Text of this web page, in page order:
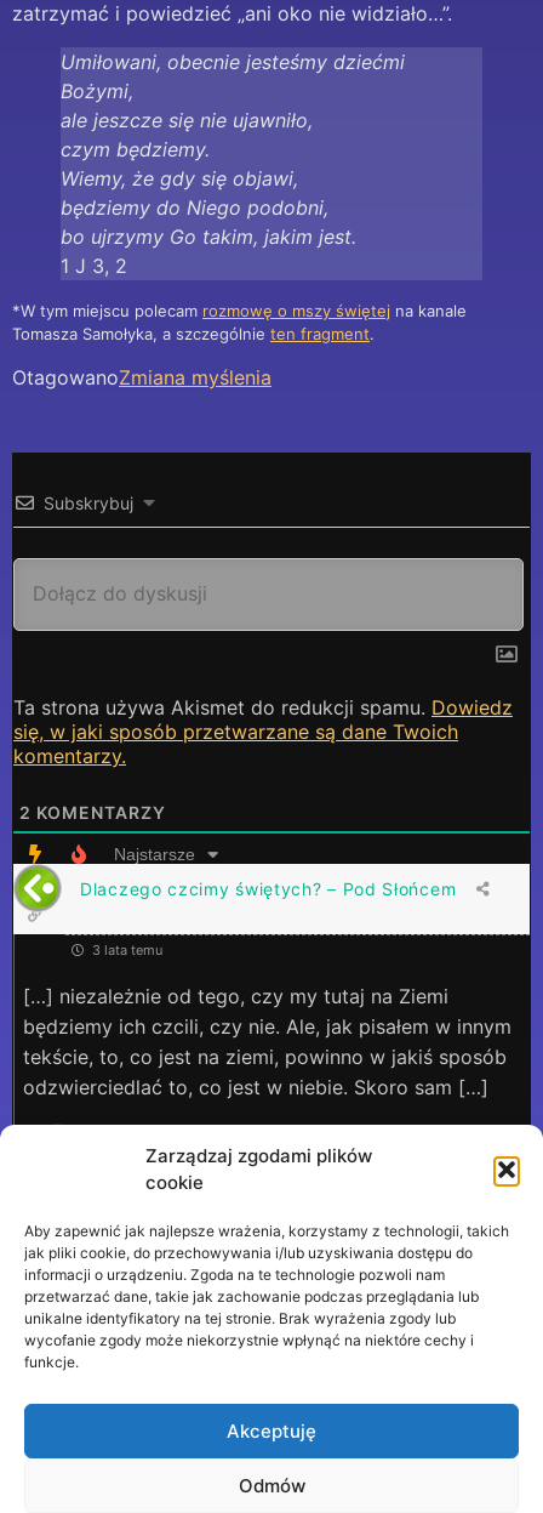
Zarządzaj zgodami plików
cookie
Aby zapewnić jak najlepsze wrażenia, korzystamy z technologii, takich
jak pliki cookie, do przechowywania i/lub uzyskiwania dostępu do
informacji o urządzeniu. Zgoda na te technologie pozwoli nam
przetwarzać dane, takie jak zachowanie podczas przeglądania lub
unikalne identyfikatory na tej stronie. Brak wyrażenia zgody lub
wycofanie zgody może niekorzystnie wpłynąć na niektóre cechy i
funkcje.
Akceptuję
Odmów
zatrzymać i powiedzieć „ani oko nie widziało…”.
Umiłowani, obecnie jesteśmy dziećmi
Bożymi,
ale jeszcze się nie ujawniło,
czym będziemy.
Wiemy, że gdy się objawi,
będziemy do Niego podobni,
bo ujrzymy Go takim, jakim jest.
1 J 3, 2
*W tym miejscu polecam rozmowę o mszy świętej na kanale
Tomasza Samołyka, a szczególnie ten fragment.
OtagowanoZmiana myślenia
Subskrybuj
Ta strona używa Akismet do redukcji spamu. Dowiedz
się, w jaki sposób przetwarzane są dane Twoich
komentarzy.
2 KOMENTARZY
Najstarsze
Dlaczego czcimy świętych? – Pod Słońcem
3 lata temu
[…] niezależnie od tego, czy my tutaj na Ziemi
będziemy ich czcili, czy nie. Ale, jak pisałem w innym
tekście, to, co jest na ziemi, powinno w jakiś sposób
odzwierciedlać to, co jest w niebie. Skoro sam […]
Kościoła słuchać w każdy czas – Pod Słońcem
[…] ** A nie na odwrót, chociaż ludzie się żenili
jeszcze przed powstaniem Kościoła, co wyjaśniam
tutaj. […]
0